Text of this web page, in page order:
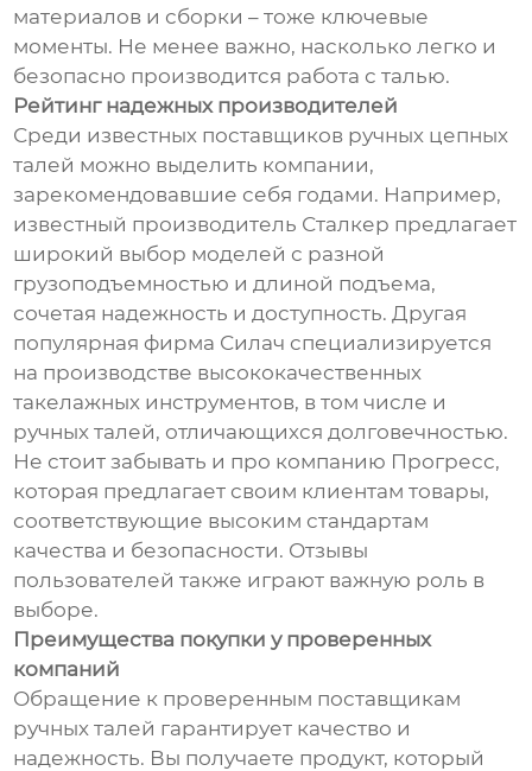
материалов и сборки – тоже ключевые
моменты. Не менее важно, насколько легко и
безопасно производится работа с талью.
Рейтинг надежных производителей
Среди известных поставщиков ручных цепных
талей можно выделить компании,
зарекомендовавшие себя годами. Например,
известный производитель Сталкер предлагает
широкий выбор моделей с разной
грузоподъемностью и длиной подъема,
сочетая надежность и доступность. Другая
популярная фирма Силач специализируется
на производстве высококачественных
такелажных инструментов, в том числе и
ручных талей, отличающихся долговечностью.
Не стоит забывать и про компанию Прогресс,
которая предлагает своим клиентам товары,
соответствующие высоким стандартам
качества и безопасности. Отзывы
пользователей также играют важную роль в
выборе.
Преимущества покупки у проверенных
компаний
Обращение к проверенным поставщикам
ручных талей гарантирует качество и
надежность. Вы получаете продукт, который